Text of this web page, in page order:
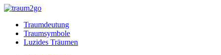
Zum
springenTraumdeutung
Traumsymbole
Luzides Träumen